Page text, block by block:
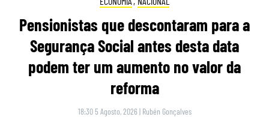
Pensionistas que descontaram para a
Segurança Social antes desta data
podem ter um aumento no valor da
reforma
18:30 5 Agosto, 2026 | Rubén Gonçalves